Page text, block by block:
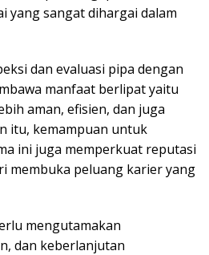
yang sangat dihargai dalam
dan evaluasi pipa dengan
manfaat berlipat yaitu
aman, efisien, dan juga
itu, kemampuan untuk
ini juga memperkuat reputasi
membuka peluang karier yang
mengutamakan
dan keberlanjutan